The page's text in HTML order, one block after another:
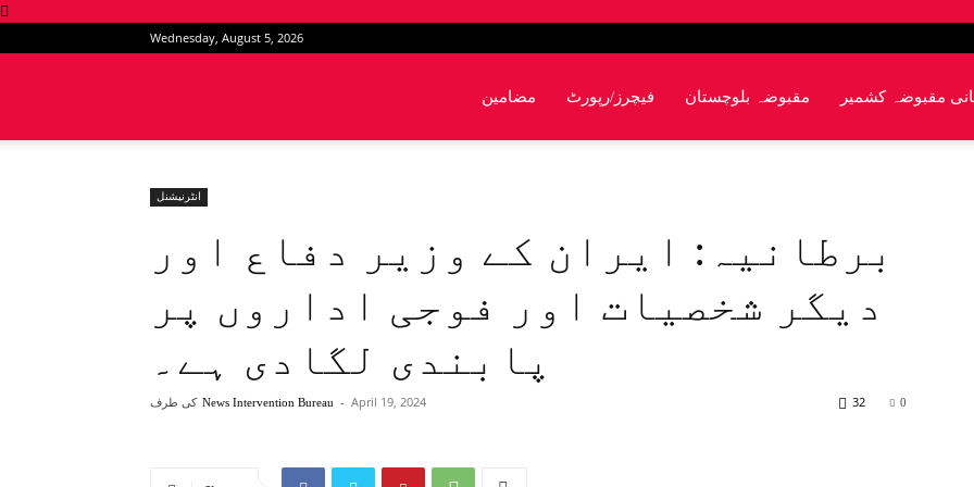
Wednesday, August 5, 2026
مضامین فیچرز/رپورٹ مقبوضہ بلوچستان مقبوضہ کشمیر
انٹرنیشنل
برطانیہ: ایران کے وزیر دفاع اور
دیگر شخصیات اور فوجی اداروں پر
پابندی لگادی ہے۔
کی طرف News Intervention Bureau - April 19, 2024 0
32